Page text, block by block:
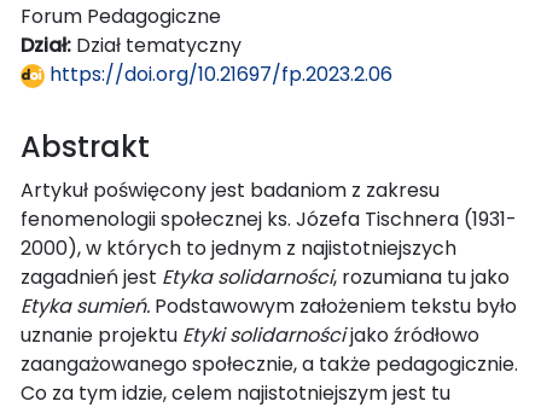
Forum Pedagogiczne
Dział: Dział tematyczny
https://doi.org/10.21697/fp.2023.2.06
Abstrakt
Artykuł poświęcony jest badaniom z zakresu
fenomenologii społecznej ks. Józefa Tischnera (1931-
2000), w których to jednym z najistotniejszych
zagadnień jest Etyka solidarności, rozumiana tu jako
Etyka sumień. Podstawowym założeniem tekstu było
uznanie projektu Etyki solidarnościjako źródłowo
zaangażowanego społecznie, a także pedagogicznie.
Co za tym idzie, celem najistotniejszym jest tu